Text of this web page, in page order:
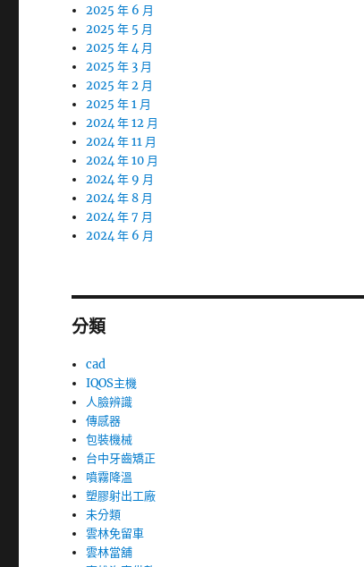
2025 年 6 月
2025 年 5 月
2025 年 4 月
2025 年 3 月
2025 年 2 月
2025 年 1 月
2024 年 12 月
2024 年 11 月
2024 年 10 月
2024 年 9 月
2024 年 8 月
2024 年 7 月
2024 年 6 月
分類
cad
IQOS主機
人臉辨識
傳感器
包裝機械
台中牙齒矯正
噴霧降溫
塑膠射出工廠
未分類
雲林免留車
雲林當舖